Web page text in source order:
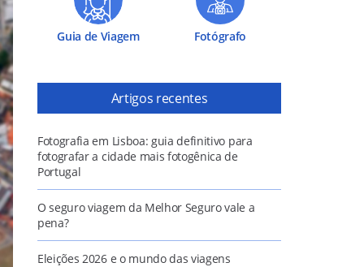
Guia de Viagem Fotógrafo
Artigos recentes
Fotografia em Lisboa: guia definitivo para
fotografar a cidade mais fotogênica de
Portugal
O seguro viagem da Melhor Seguro vale a
pena?
Eleições 2026 e o mundo das viagens